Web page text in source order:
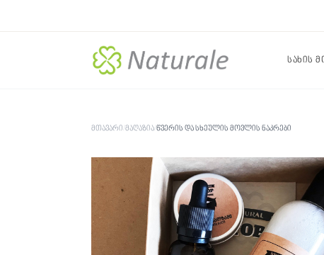
სახის
მთავარი მაღაზია წვერის და სხეულის მოვლის ნაკრები